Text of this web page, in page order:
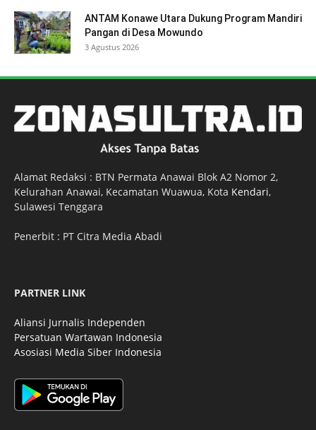
ANTAM Konawe Utara Dukung Program Mandiri
Pangan di Desa Mowundo
3 Agustus 2026
Alamat Redaksi : BTN Permata Anawai Blok A2 Nomor 2,
Kelurahan Anawai, Kecamatan Wuawua, Kota Kendari,
Sulawesi Tenggara
Penerbit : PT Citra Media Abadi
PARTNER LINK
Aliansi Jurnalis Independen
Persatuan Wartawan Indonesia
Asosiasi Media Siber Indonesia